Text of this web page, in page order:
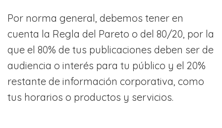
Por norma general, debemos tener en
cuenta la Regla del Pareto o del 80/20, por la
que el 80% de tus publicaciones deben ser de
audiencia o interés para tu público y el 20%
restante de información corporativa, como
tus horarios o productos y servicios.